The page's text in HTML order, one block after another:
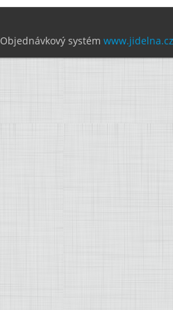
Objednávkový systém www.jidelna.cz